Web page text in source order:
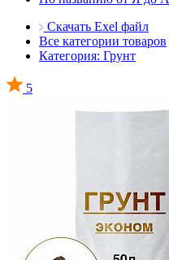
Скачать Exel файл
Все категории товаров
Категория: Грунт
5